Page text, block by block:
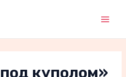
куполом»